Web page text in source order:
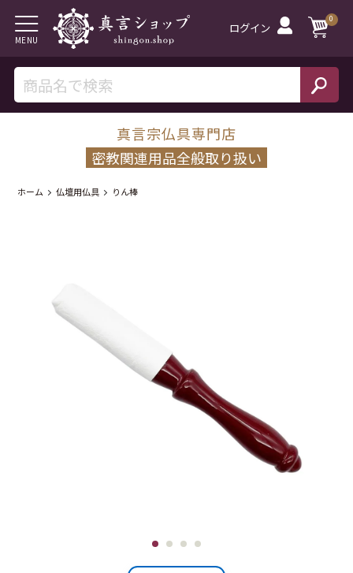
MENU
ログイン
0
真言宗仏具専門店
密教関連用品全般取り扱い
ホーム 仏壇用仏具 りん棒
戻る